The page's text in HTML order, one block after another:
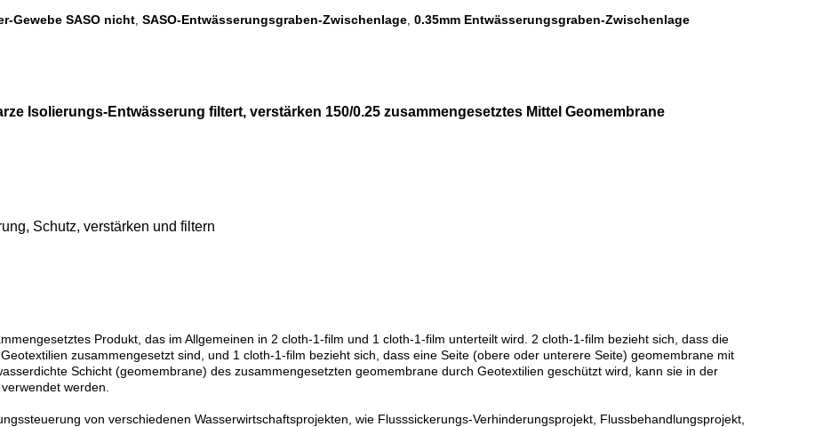
Gewebe SASO nicht, SASO-Entwässerungsgraben-Zwischenlage, 0.35mm Entwässerungsgraben-Zwischenlage
Isolierungs-Entwässerung filtert, verstärken 150/0.25 zusammengesetztes Mittel Geomembrane
Schutz, verstärken und filtern
Produkt, das im Allgemeinen in 2 cloth-1-film und 1 cloth-1-film unterteilt wird. 2 cloth-1-film bezieht sich, dass die
zusammengesetzt sind, und 1 cloth-1-film bezieht sich, dass eine Seite (obere oder unterere Seite) geomembrane mit
Schicht (geomembrane) des zusammengesetzten geomembrane durch Geotextilien geschützt wird, kann sie in der
werden.
von verschiedenen Wasserwirtschaftsprojekten, wie Flusssickerungs-Verhinderungsprojekt, Flussbehandlungsprojekt,